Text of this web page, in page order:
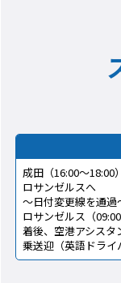
成田（16:00～18:00
ロサンゼルスへ
～日付変更線を通過
ロサンゼルス（
着後、空港アシス
乗送迎（英語ドライ